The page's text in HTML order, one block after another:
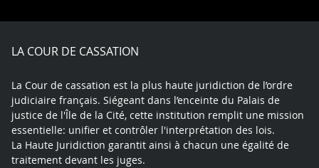
X
FacebookYoutubeLinkedInInstagram
LA COUR DE CASSATION
La Cour de cassation est la plus haute juridiction de l’ordre
judiciaire français. Siégeant dans l’enceinte du Palais de
justice de l'Île de la Cité, cette institution remplit une mission
essentielle: unifier et contrôler l'interprétation des lois.
La Haute Juridiction garantit ainsi à chacun une égalité de
traitement devant les juges.